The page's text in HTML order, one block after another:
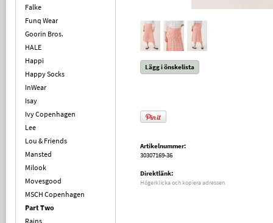
Falke
Funq Wear
Goorin Bros.
HALE
Happi
Happy Socks
InWear
Isay
Ivy Copenhagen
Lee
Lou & Friends
Mansted
Milook
Movesgood
MSCH Copenhagen
Part Two
Rains
Lägg i önskelista
Artikelnummer:
30307169-36
Direktlänk:
Högerklicka och kopiera adressen